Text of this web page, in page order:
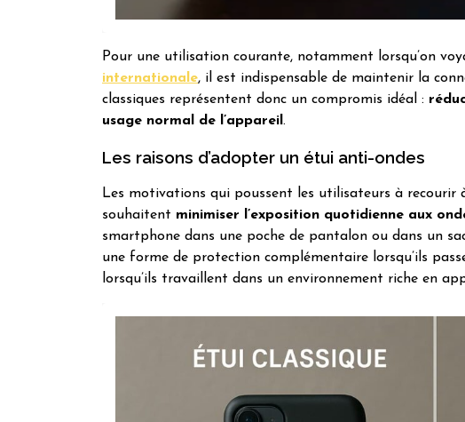
Pour une utilisation courante, notamment lorsqu’on
internationale, il est indispensable de maintenir la
classiques représentent donc un compromis idéal :
usage normal de l’appareil.
Les raisons d’adopter un étui anti-ondes
Les motivations qui poussent les utilisateurs à
souhaitent minimiser l’exposition quotidienne aux
smartphone dans une poche de pantalon ou dans un
une forme de protection complémentaire lorsqu’ils
lorsqu’ils travaillent dans un environnement riche en